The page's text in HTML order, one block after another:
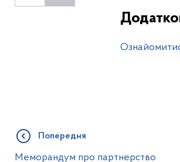
Попередня
Меморандум про партнерство